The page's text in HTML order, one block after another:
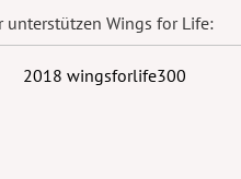
unterstützen Wings for Life: